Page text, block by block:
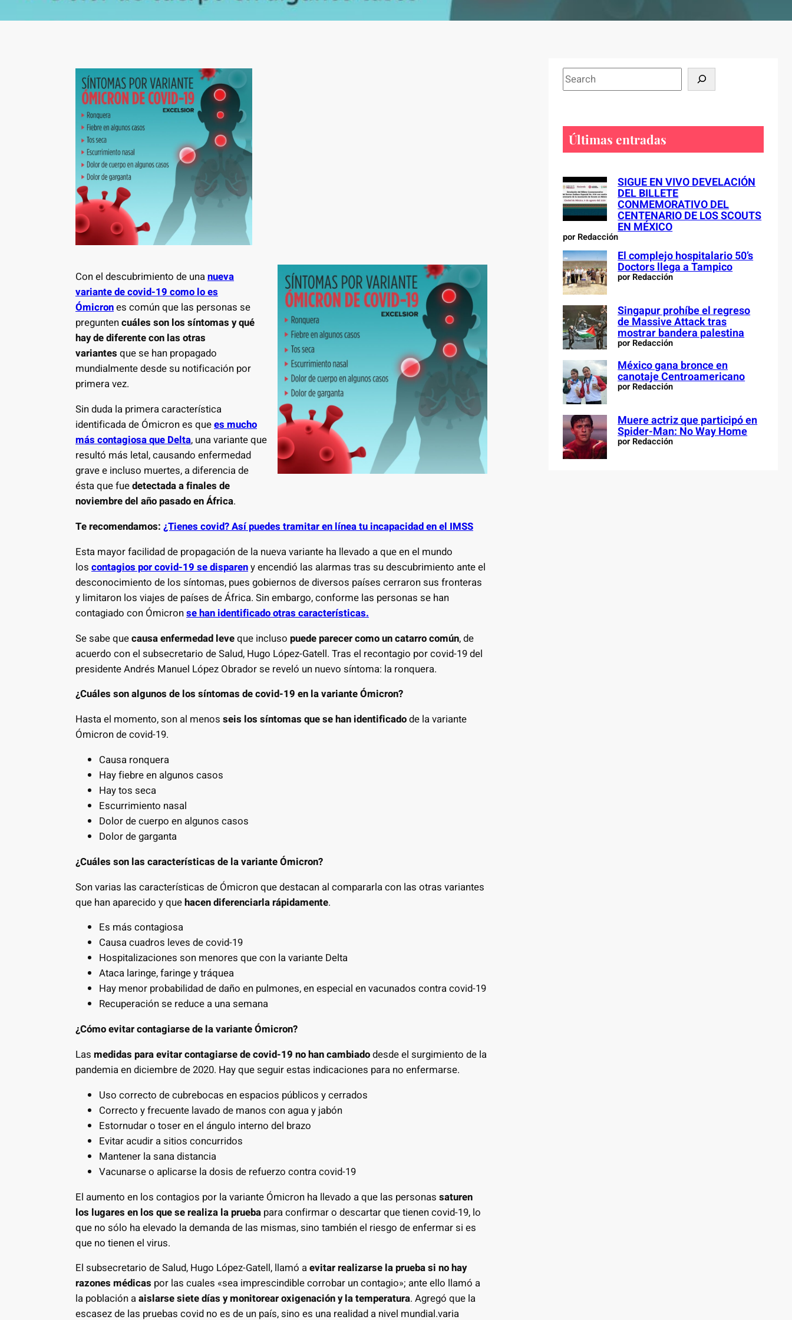
Con el descubrimiento de unanueva
variante de covid-19 como lo es
Ómicrones común que las personas se
preguntencuáles son los síntomas y qué
hay de diferente con las otras
variantes que se han propagado
mundialmente desde su notificación por
primera vez.
Sin duda la primera característica
identificada de Ómicron es quees mucho
más contagiosa que Delta, una variante que
resultó más letal, causando enfermedad
grave e incluso muertes, a diferencia de
ésta que fuedetectada a finales de
noviembre del año pasado en África.
Te recomendamos: ¿Tienes covid? Así puedes tramitar en línea tu incapacidad en el IMSS
Esta mayor facilidad de propagación de la nueva variante ha llevado a que en el mundo
los contagios por covid-19 se dispareny encendió las alarmas tras su descubrimiento ante el
desconocimiento de los síntomas, pues gobiernos de diversos países cerraron sus fronteras
y limitaron los viajes de países de África. Sin embargo, conforme las personas se han
contagiado con Ómicronse han identificado otras características.
Se sabe quecausa enfermedad leveque incluso puede parecer como un catarro común, de
acuerdo con el subsecretario de Salud, Hugo López-Gatell. Tras el recontagio por covid-19 del
presidente Andrés Manuel López Obrador se reveló un nuevo síntoma: la ronquera.
¿Cuáles son algunos de los síntomas de covid-19 en la variante Ómicron?
Hasta el momento, son al menos seis los síntomas que se han identificadode la variante
Ómicron de covid-19.
Causa ronquera
Hay fiebre en algunos casos
Hay tos seca
Escurrimiento nasal
Dolor de cuerpo en algunos casos
Dolor de garganta
¿Cuáles son las características de la variante Ómicron?
Son varias las características de Ómicron que destacan al compararla con las otras variantes
que han aparecido y quehacen diferenciarla rápidamente.
Es más contagiosa
Causa cuadros leves de covid-19
Hospitalizaciones son menores que con la variante Delta
Ataca laringe, faringe y tráquea
Hay menor probabilidad de daño en pulmones, en especial en vacunados contra covid-19
Recuperación se reduce a una semana
¿Cómo evitar contagiarse de la variante Ómicron?
Las medidas para evitar contagiarse de covid-19 no han cambiadodesde el surgimiento de la
pandemia en diciembre de 2020. Hay que seguir estas indicaciones para no enfermarse.
Uso correcto de cubrebocas en espacios públicos y cerrados
Correcto y frecuente lavado de manos con agua y jabón
Estornudar o toser en el ángulo interno del brazo
Evitar acudir a sitios concurridos
Mantener la sana distancia
Vacunarse o aplicarse la dosis de refuerzo contra covid-19
El aumento en los contagios por la variante Ómicron ha llevado a que las personas saturen
los lugares en los que se realiza la prueba para confirmar o descartar que tienen covid-19, lo
que no sólo ha elevado la demanda de las mismas, sino también el riesgo de enfermar si es
que no tienen el virus.
El subsecretario de Salud, Hugo López-Gatell, llamó aevitar realizarse la prueba si no hay
razones médicas por las cuales «sea imprescindible corrobar un contagio»; ante ello llamó a
la población aaislarse siete días y monitorear oxigenación y la temperatura. Agregó que la
escasez de las pruebas covid no es de un país, sino es una realidad a nivel mundial.varia
S
e
h
Últimas entradas
SIGUE EN VIVO DEVELACIÓN
DEL BILLETE
CONMEMORATIVO DEL
CENTENARIO DE LOS SCOUTS
EN MÉXICO
por Redacción
El complejo hospitalario 50’s
Doctors llega a Tampico
por Redacción
Singapur prohíbe el regreso
de Massive Attack tras
mostrar bandera palestina
por Redacción
México gana bronce en
canotaje Centroamericano
por Redacción
Muere actriz que participó en
Spider-Man: No Way Home
por Redacción